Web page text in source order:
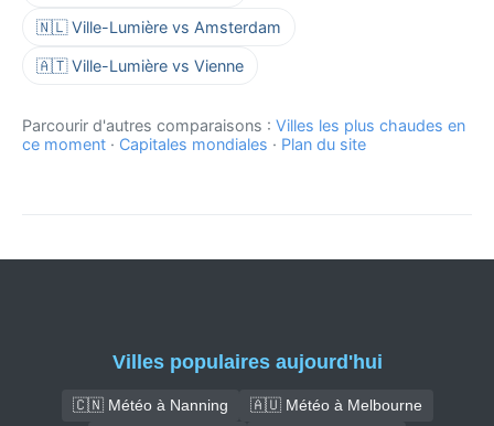
🇳🇱 Ville-Lumière vs Amsterdam
🇦🇹 Ville-Lumière vs Vienne
Parcourir d'autres comparaisons : Villes les plus chaudes en
ce moment · Capitales mondiales · Plan du site
Villes populaires aujourd'hui
🇨🇳 Météo à Nanning
🇦🇺 Météo à Melbourne